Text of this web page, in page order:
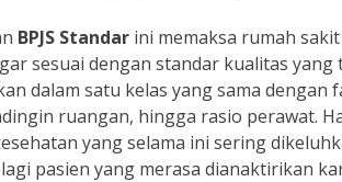
BPJS Standar ini memaksa rumah
sesuai dengan standar kualitas
dalam satu kelas yang sama
ruangan, hingga rasio perawat.
yang selama ini sering
pasien yang merasa dianaktirikan